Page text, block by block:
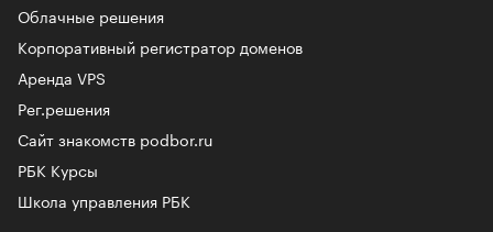
Облачные решения
Корпоративный регистратор доменов
Аренда VPS
Рег.решения
Сайт знакомств podbor.ru
РБК Курсы
Школа управления РБК